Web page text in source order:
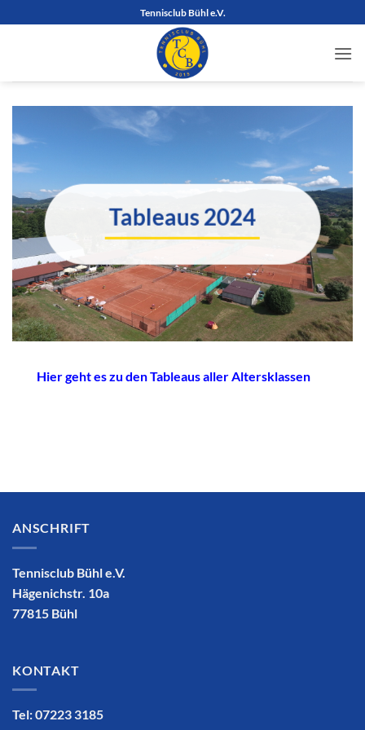
Inhalt
Tennisclub Bühl e.V.
Tableaus 2024
Hier geht es zu den Tableaus aller Altersklassen
ANSCHRIFT
Tennisclub Bühl e.V.
Hägenichstr. 10a
77815 Bühl
KONTAKT
Tel: 07223 3185